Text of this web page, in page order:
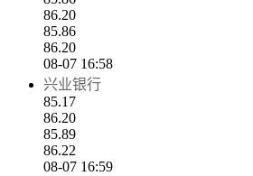
86.20
85.86
86.20
08-07 16:58
兴业银行
85.17
86.20
85.89
86.22
08-07 16:59